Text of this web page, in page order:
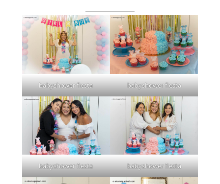
babyshower fiesta babyshower fiesta
babyshower fiesta babyshower fiesta